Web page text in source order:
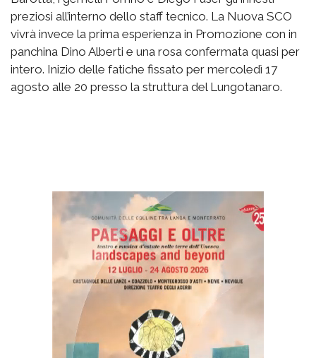
preziosi all’interno dello staff tecnico. La Nuova SCO
vivrà invece la prima esperienza in Promozione con in
panchina Dino Alberti e una rosa confermata quasi per
intero. Inizio delle fatiche fissato per mercoledì 17
agosto alle 20 presso la struttura del Lungotanaro.